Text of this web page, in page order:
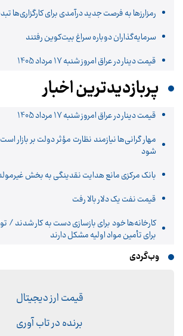
رمزارزها به فرصت جدید درآمدی برای کارگزاری‌ها
سرمایه‌گذاران دوباره سراغ بیت‌کوین رفتند
قیمت دینار در عراق امروز شنبه 17 مرداد 1405
پربازدیدترین اخبار
قیمت دینار در عراق امروز شنبه 17 مرداد 1405
مهار گرانی‌ها نیازمند نظارت مؤثر دولت بر بازار
شود
بانک مرکزی مانع هدایت نقدینگی به بخش
قیمت نفت یک دلار بالا رفت
کارخانه‌ها خود برای بازسازی دست به کار شدند /
برای تأمین مواد اولیه مشکل دارند
وب‌گردی
قیمت ارز دیجیتال
برنده در تاب آوری